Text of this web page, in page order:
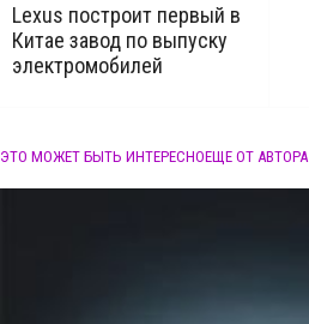
Lexus построит первый в
Китае завод по выпуску
электромобилей
ЭТО МОЖЕТ БЫТЬ ИНТЕРЕСНОЕЩЕ ОТ АВТОРА